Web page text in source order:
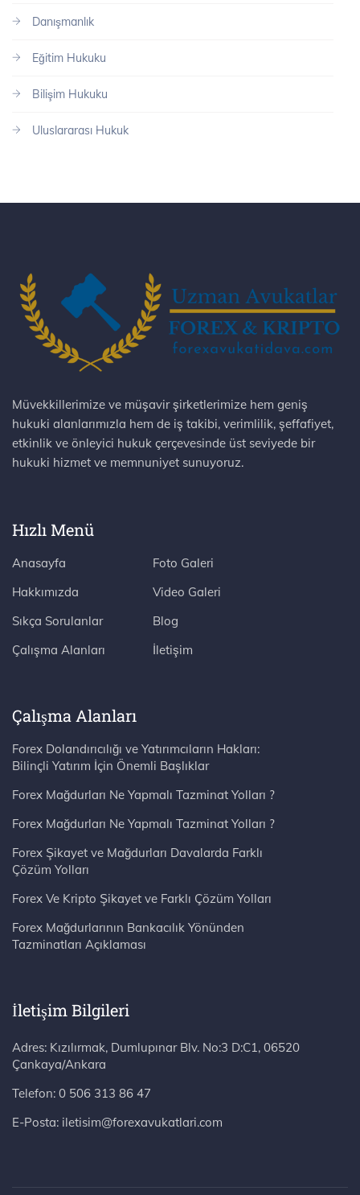
Danışmanlık
Eğitim Hukuku
Bilişim Hukuku
Uluslararası Hukuk
Müvekkillerimize ve müşavir şirketlerimize hem geniş
hukuki alanlarımızla hem de iş takibi, verimlilik, şeffafiyet,
etkinlik ve önleyici hukuk çerçevesinde üst seviyede bir
hukuki hizmet ve memnuniyet sunuyoruz.
Hızlı Menü
Anasayfa
Hakkımızda
Sıkça Sorulanlar
Çalışma Alanları
Foto Galeri
Video Galeri
Blog
İletişim
Çalışma Alanları
Forex Dolandırıcılığı ve Yatırımcıların Hakları:
Bilinçli Yatırım İçin Önemli Başlıklar
Forex Mağdurları Ne Yapmalı Tazminat Yolları ?
Forex Mağdurları Ne Yapmalı Tazminat Yolları ?
Forex Şikayet ve Mağdurları Davalarda Farklı
Çözüm Yolları
Forex Ve Kripto Şikayet ve Farklı Çözüm Yolları
Forex Mağdurlarının Bankacılık Yönünden
Tazminatları Açıklaması
İletişim Bilgileri
Adres: Kızılırmak, Dumlupınar Blv. No:3 D:C1, 06520 Çankaya/Ankara
Telefon: 0 506 313 86 47
E-Posta: iletisim@forexavukatlari.com